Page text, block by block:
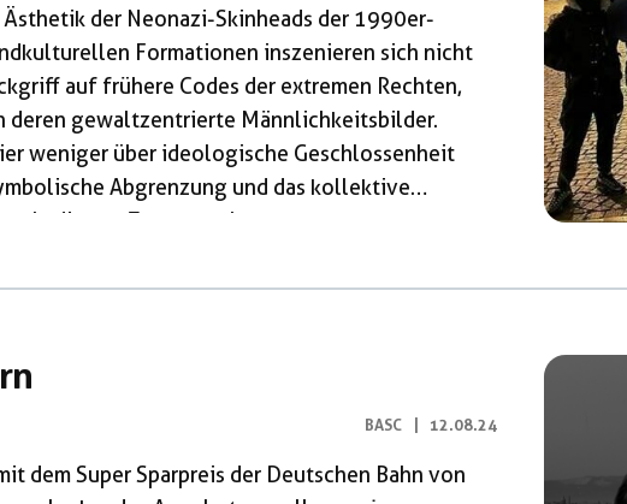
der Neonazi-Skinheads der 1990er-
Formationen inszenieren sich nicht
auf frühere Codes der extremen Rechten,
deren gewaltzentrierte Männlichkeitsbilder.
weniger über ideologische Geschlossenheit
Abgrenzung und das kollektive
In diesem Zusammenhang kam es zur
„Rechte Faust Oberösterreich“ oder
BASC 12.08.24
dem Super Sparpreis der Deutschen Bahn von